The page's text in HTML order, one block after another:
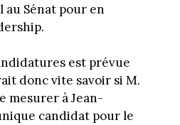
Sénat pour en
est prévue
donc vite savoir si M.
mesurer à Jean-
candidat pour le